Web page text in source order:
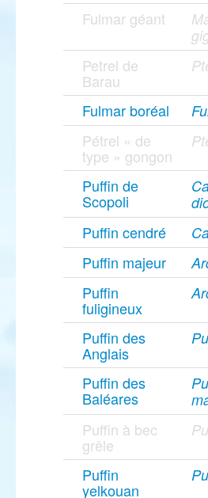
Fulmar géant
Petrel de
Barau
Fulmar boréal
Pétrel « de
type » gongon
Puffin de
Scopoli
Puffin cendré
Puffin majeur
Puffin
fuligineux
Puffin des
Anglais
Puffin des
Baléares
Puffin à bec
grêle
Puffin
yelkouan